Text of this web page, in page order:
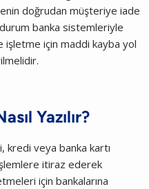
doğrudan müşteriye iade
banka sistemleriyle
işletme için maddi kayba yol
Yazılır?
kredi veya banka kartı
itiraz ederek
için bankalarına